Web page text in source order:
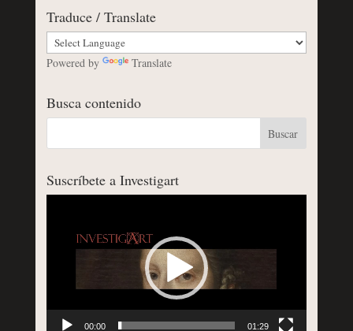
Traduce / Translate
Powered by Translate
Busca contenido
Suscríbete a Investigart
00:00 01:29